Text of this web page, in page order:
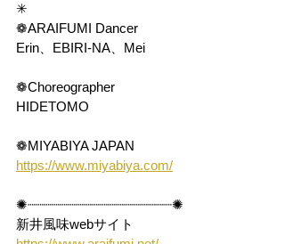
✳︎
❁ARAIFUMI Dancer
Erin、 EBIRI-NA 、Mei
❁Choreographer
HIDETOMO
❁MIYABIYA JAPAN
https://www.miyabiya.com/
✺┈┈┈┈┈┈┈┈┈┈┈┈┈┈┈┈┈┈✺
新井風味webサイト